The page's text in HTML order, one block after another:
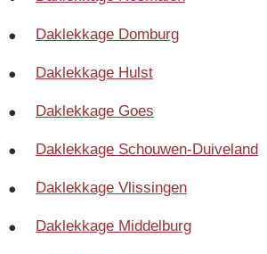
Daklekkage Domburg
Daklekkage Hulst
Daklekkage Goes
Daklekkage Schouwen-Duiveland
Daklekkage Vlissingen
Daklekkage Middelburg